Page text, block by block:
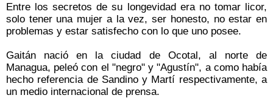
Entre los secretos de su longevidad era no tomar licor,
solo tener una mujer a la vez, ser honesto, no estar en
problemas y estar satisfecho con lo que uno posee.
Gaitán nació en la ciudad de Ocotal, al norte de
Managua, peleó con el "negro" y "Agustín", a como había
hecho referencia de Sandino y Martí respectivamente, a
un medio internacional de prensa.